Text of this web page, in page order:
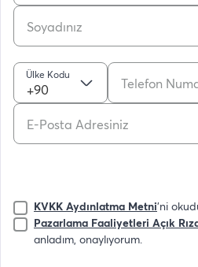
Ülke Kodu
+90
KVKK Aydınlatma Metni'ni
Pazarlama Faaliyetleri Açık
anladım, onaylıyorum.